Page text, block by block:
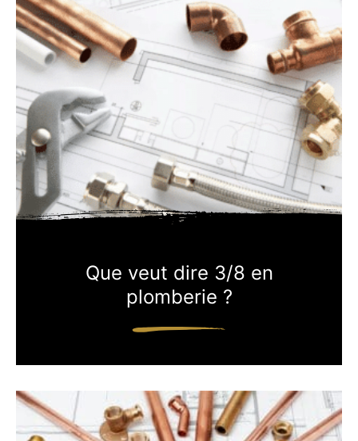
Que veut dire 3/8 en
plomberie ?